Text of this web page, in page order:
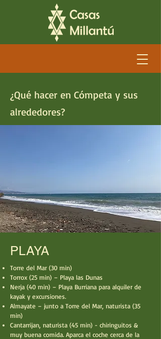
¿Qué hacer en Cómpeta y sus
alrededores?
PLAYA
Torre del Mar (30 min)
Torrox (25 min) – Playa las Dunas
Nerja (40 min) – Playa Burriana para alquiler de
kayak y excursiones.
Almayate – junto a Torre del Mar, naturista (35
min)
Cantarrijan, naturista (45 min) - chiringuitos &
muy buena comida. Aparca el coche cerca de la